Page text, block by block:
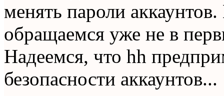
менять пароли
обращаемся уже не в
Надеемся, что hh
безопасности аккаунтов...